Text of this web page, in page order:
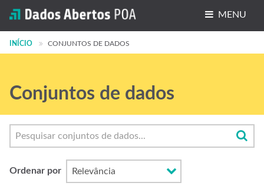
MENU
Conjuntos de dados
Grupos
Sobre
INÍCIO CONJUNTOS DE DADOS
Conjuntos de dados
Ordenar por